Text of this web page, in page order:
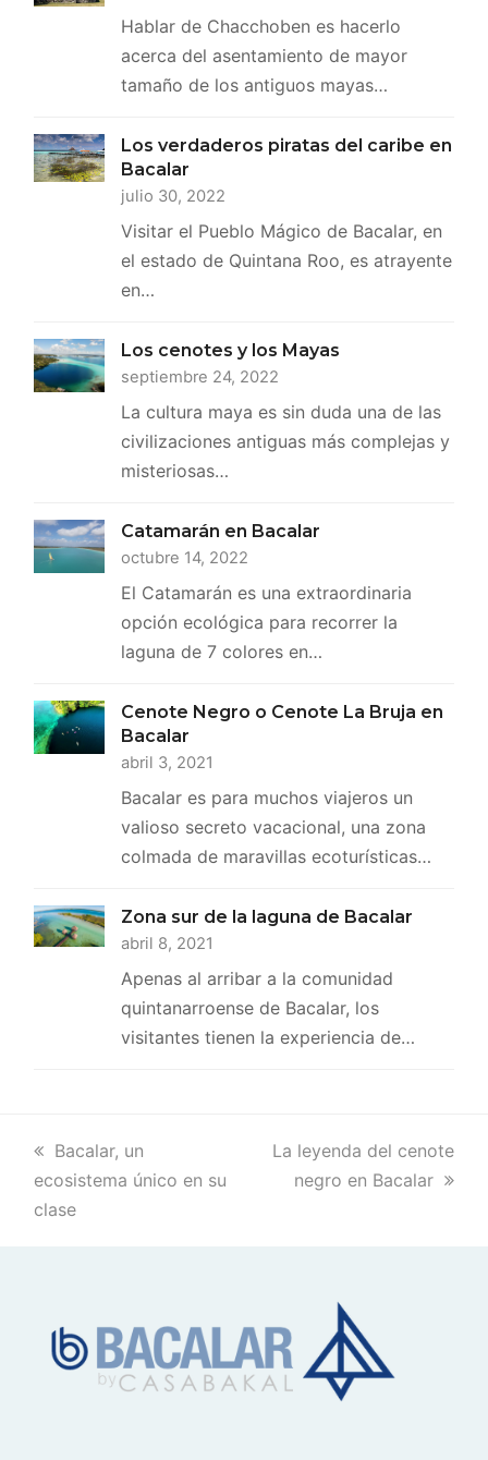
Hablar de Chacchoben es hacerlo
acerca del asentamiento de mayor
tamaño de los antiguos mayas…
Los verdaderos piratas del caribe en
Bacalar
julio 30, 2022
Visitar el Pueblo Mágico de Bacalar, en
el estado de Quintana Roo, es atrayente
en…
Los cenotes y los Mayas
septiembre 24, 2022
La cultura maya es sin duda una de las
civilizaciones antiguas más complejas y
misteriosas…
Catamarán en Bacalar
octubre 14, 2022
El Catamarán es una extraordinaria
opción ecológica para recorrer la
laguna de 7 colores en…
Cenote Negro o Cenote La Bruja en
Bacalar
abril 3, 2021
Bacalar es para muchos viajeros un
valioso secreto vacacional, una zona
colmada de maravillas ecoturísticas…
Zona sur de la laguna de Bacalar
abril 8, 2021
Apenas al arribar a la comunidad
quintanarroense de Bacalar, los
visitantes tienen la experiencia de…
previous
post:
Bacalar, un
ecosistema único en su
clase
next
post:
La leyenda del cenote
negro en Bacalar